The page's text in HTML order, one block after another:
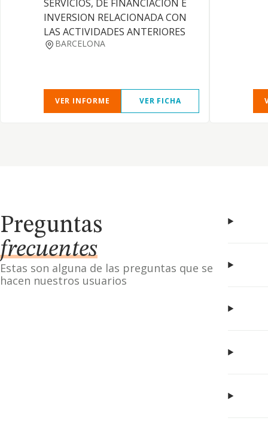
SERVICIOS, DE FINANCIACION E
INVERSION RELACIONADA CON
LAS ACTIVIDADES ANTERIORES
BARCELONA
VER INFORME VER FICHA
Preguntas
frecuentes
Estas son alguna de las preguntas que se
hacen nuestros usuarios